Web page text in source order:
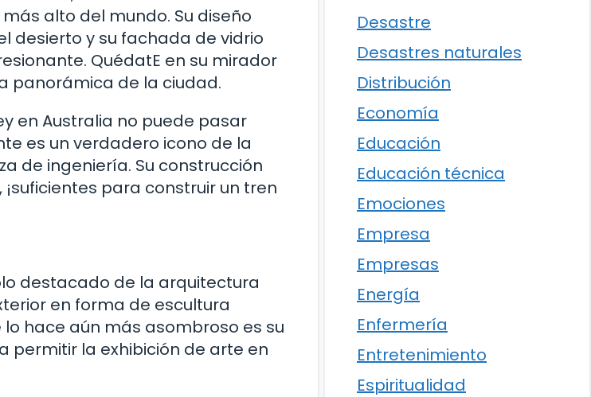
alto del mundo. Su diseño
desierto y su fachada de vidrio
QuédatE en su mirador
panorámica de la ciudad.
en Australia no puede pasar
es un verdadero icono de la
de ingeniería. Su construcción
para construir un tren
destacado de la arquitectura
en forma de escultura
hace aún más asombroso es su
permitir la exhibición de arte en
Desastre
Desastres naturales
Distribución
Economía
Educación
Educación técnica
Emociones
Empresa
Empresas
Energía
Enfermería
Entretenimiento
Espiritualidad